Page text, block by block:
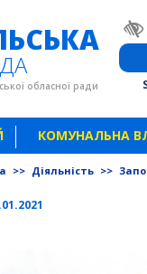
обласної ради
КОМУНАЛЬНА
>> Діяльність >>